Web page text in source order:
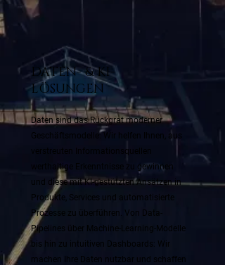
DATEN- & KI-
LÖSUNGEN
Daten sind das Rückgrat moderner
Geschäftsmodelle. Wir helfen Ihnen, aus
verstreuten Informations­quellen
werthaltige Erkenntnisse zu gewinnen
und diese mit KI-gestützten Ansätzen in
Produkte, Services und automatisierte
Prozesse zu überführen. Von Data-
Pipelines über Machine-Learning-Modelle
bis hin zu intuitiven Dashboards: Wir
machen Ihre Daten nutzbar und schaffen